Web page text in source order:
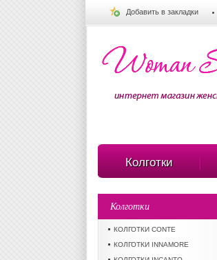
Добавить в закладки
Колготки
Колготки
КОЛГОТКИ CONTE
КОЛГОТКИ INNAMORE